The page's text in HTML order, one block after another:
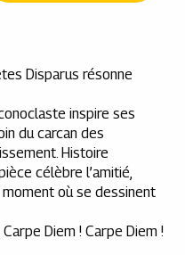
Disparus résonne
inspire ses
du carcan des
Histoire
célèbre l’amitié,
moment où se dessinent
Diem ! Carpe Diem !